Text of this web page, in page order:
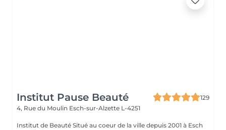
Institut Pause Beauté
129
4, Rue du Moulin Esch-sur-Alzette L-4251
Institut de Beauté Situé au coeur de la ville depuis 2001 à Esch